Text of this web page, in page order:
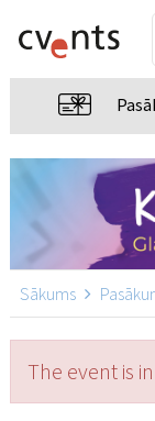
Sākums
The event is